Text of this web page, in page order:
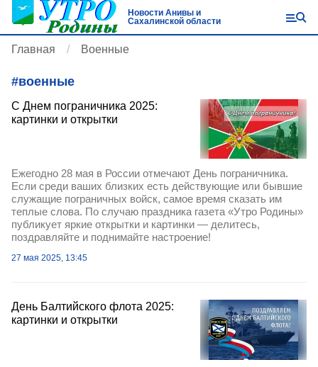
Новости Анивы и
Сахалинской области
Главная Военные
#военные
С Днем пограничника 2025:
картинки и открытки
Ежегодно 28 мая в России отмечают День пограничника.
Если среди ваших близких есть действующие или бывшие
служащие пограничных войск, самое время сказать им
теплые слова. По случаю праздника газета «Утро Родины»
публикует яркие открытки и картинки — делитесь,
поздравляйте и поднимайте настроение!
27 мая 2025, 13:45
День Балтийского флота 2025:
картинки и открытки